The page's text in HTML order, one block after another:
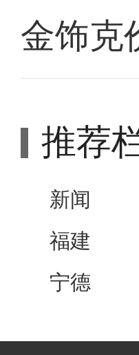
金饰克
推荐
新闻
福建
宁德